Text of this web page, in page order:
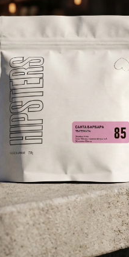
та відстежувати